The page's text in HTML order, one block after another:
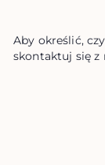
Aby określić,
skontaktuj się z